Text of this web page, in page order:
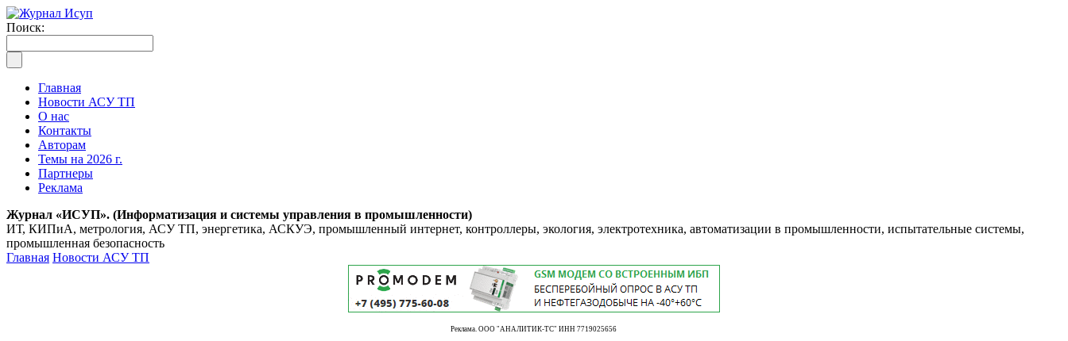
Поиск:
Главная
Новости АСУ ТП
О нас
Контакты
Авторам
Темы на 2026 г.
Партнеры
Реклама
Журнал «ИСУП». (Информатизация и системы управления в промышленности)
ИТ, КИПиА, метрология, АСУ ТП, энергетика, АСКУЭ, промышленный интернет, контроллеры, экология, электротехника, автоматизации в промышленности, испытательные системы,
промышленная безопасность
Главная Новости АСУ ТП
Реклама. ООО "АНАЛИТИК-ТС" ИНН 7719025656